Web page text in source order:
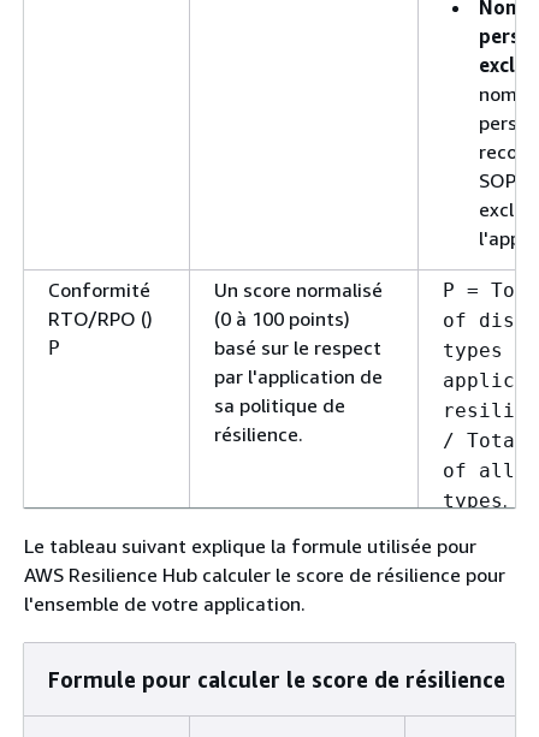
SOPs
Conformité
RTO/RPO ()
P
Un score normalisé
(0 à 100 points)
basé sur le respect
par l'application de
sa politique de
résilience.
P =
of
types
/ Total
of all
types.
Le tableau suivant explique la formule utilisée pour
AWS Resilience Hub calculer le score de résilience pour
l'ensemble de votre application.
Formule pour calculer le score de résilience